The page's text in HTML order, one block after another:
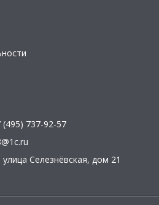
(495) 737-92-57
улица Селезнёвская, дом 21